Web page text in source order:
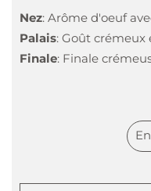
Nez: Arôme d'oeuf
Palais: Goût crémeux
Finale: Finale